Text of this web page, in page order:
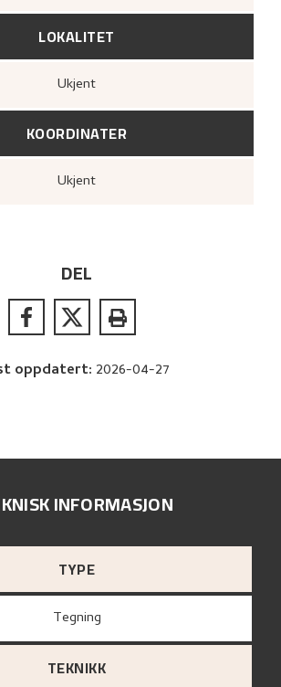
LOKALITET
Ukjent
KOORDINATER
Ukjent
DEL
oppdatert: 2026-04-27
INFORMASJON
TYPE
Tegning
TEKNIKK